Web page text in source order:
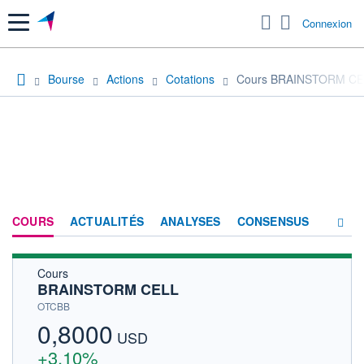
Menu Connexion
Bourse Actions Cotations Cours BRAINSTORM
COURS ACTUALITÉS ANALYSES CONSENSUS
Cours
BRAINSTORM CELL
OTCBB
0,8000 USD
+3,10%